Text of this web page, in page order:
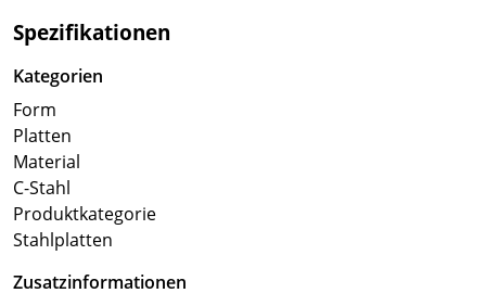
Spezifikationen
Kategorien
Form
Platten
Material
C-Stahl
Produktkategorie
Stahlplatten
Zusatzinformationen